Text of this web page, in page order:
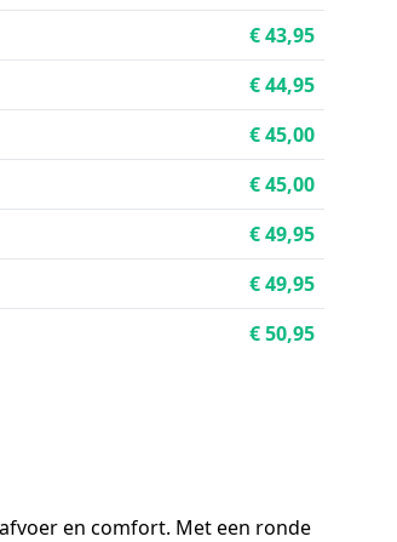
€ 43,95
€ 44,95
€ 45,00
€ 45,00
€ 49,95
€ 49,95
€ 50,95
en comfort. Met een ronde